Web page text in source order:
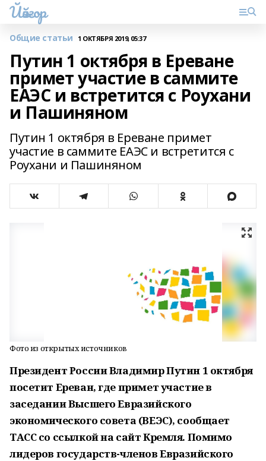
Йәйғор
Общие статьи 1 ОКТЯБРЯ 2019, 05:37
Путин 1 октября в Ереване
примет участие в саммите
ЕАЭС и встретится с Роухани
и Пашиняном
Путин 1 октября в Ереване примет
участие в саммите ЕАЭС и встретится с
Роухани и Пашиняном
Фото из открытых источников
Президент России Владимир Путин 1 октября
посетит Ереван, где примет участие в
заседании Высшего Евразийского
экономического совета (ВЕЭС), сообщает
ТАСС со ссылкой на сайт Кремля. Помимо
лидеров государств-членов Евразийского